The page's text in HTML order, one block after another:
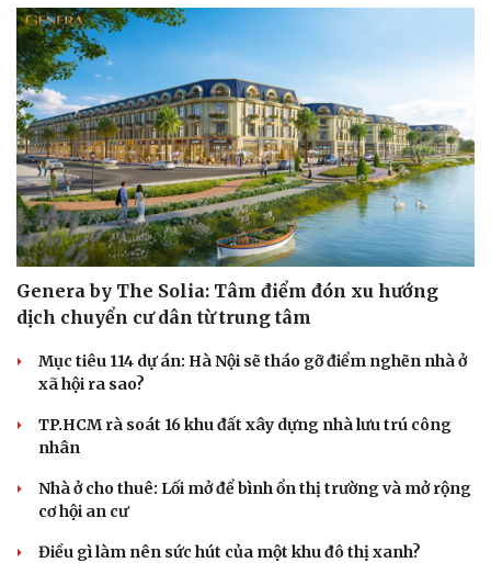
Cải chính
Genera by The Solia: Tâm điểm đón xu hướng
dịch chuyển cư dân từ trung tâm
Mục tiêu 114 dự án: Hà Nội sẽ tháo gỡ điểm nghẽn nhà ở
xã hội ra sao?
TP.HCM rà soát 16 khu đất xây dựng nhà lưu trú công
nhân
Nhà ở cho thuê: Lối mở để bình ổn thị trường và mở rộng
cơ hội an cư
Điều gì làm nên sức hút của một khu đô thị xanh?